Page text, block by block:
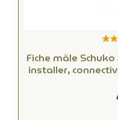
Fiche mâle
installer,